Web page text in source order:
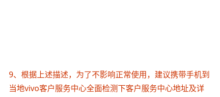
9、根据上述描述，为了不影响正常使用，建议携带手机到
当地vivo客户服务中心全面检测下客户服务中心地址及详